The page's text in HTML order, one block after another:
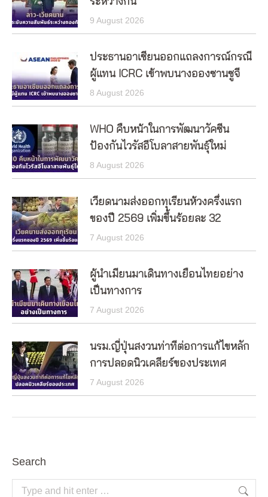
9 August 2026
ประธานอาเซียนออกแถลงการณ์กรณี
ผู้แทน ICRC เข้าพบนางอองซานซูจี
8 August 2026
WHO คืบหน้าในการพัฒนาวัคซีน
ป้องกันไวรัสอีโบลาสายพันธุ์ใหม่
8 August 2026
เวียดนามส่งออกทุเรียนห้วงครึ่งแรก
ของปี 2569 เพิ่มขึ้นร้อยละ 32
7 August 2026
ผู้นำเมียนมาเดินทางเยือนไทยอย่าง
เป็นทางการ
7 August 2026
นรม.ญี่ปุ่นสงวนท่าทีต่อการแก้ไขหลัก
การปลอดนิวเคลียร์ของประเทศ
7 August 2026
Search
Search: